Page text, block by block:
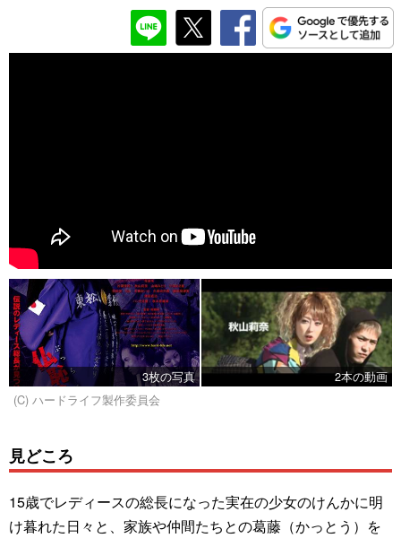
3枚の写真
2本の動画
(C) ハードライフ製作委員会
見どころ
15歳でレディースの総長になった実在の少女のけんかに明
け暮れた日々と、家族や仲間たちとの葛藤（かっとう）を